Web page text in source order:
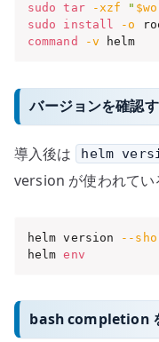
sudo
tar -xzf "
sudo
install -o
command
-v helm
バージョンを確認
導入後は helm
version が使われてい
helm version
--
helm env
bash completion